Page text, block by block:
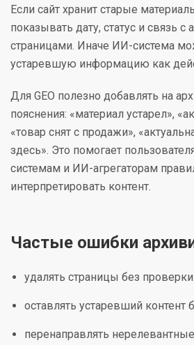
Если сайт хранит старые
показывать дату, статус и связь с
страницами. Иначе ИИ-система
устаревшую информацию как
Для GEO полезно добавлять на
пояснения: «материал устарел»,
«товар снят с продажи»,
здесь». Это помогает
системам и ИИ-агрегаторам
интерпретировать контент.
Частые ошибки
удалять страницы без
оставлять устаревший контент
перенаправлять